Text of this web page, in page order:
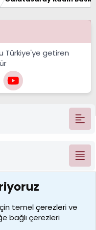
Türkiye'ye getiren
temelçerezlerive
bağlı çerezleri